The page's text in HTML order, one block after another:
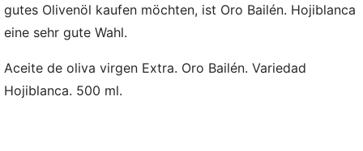
gutes Olivenöl kaufen möchten, ist Oro Bailén. Hojiblanca
eine sehr gute Wahl.
Aceite de oliva virgen Extra. Oro Bailén. Variedad
Hojiblanca. 500 ml.